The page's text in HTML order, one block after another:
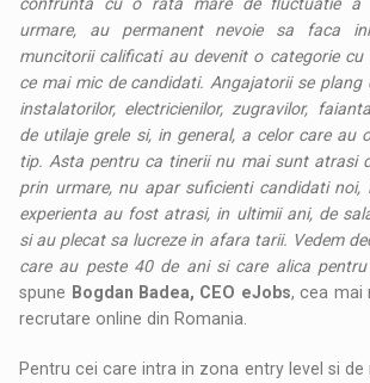
urmare, au permanent nevoie sa faca
muncitorii calificati au devenit o categorie
ce mai mic de candidati. Angajatorii se plang
instalatorilor, electricienilor, zugravilor,
de utilaje grele si, in general, a celor care au
tip. Asta pentru ca tinerii nu mai sunt atrasi
prin urmare, nu apar suficienti candidati noi,
experienta au fost atrasi, in ultimii ani, de
si au plecat sa lucreze in afara tarii. Vedem
care au peste 40 de ani si care alica
spune Bogdan Badea, CEO eJobs, cea mai
recrutare online din Romania.
Pentru cei care intra in zona entry level si